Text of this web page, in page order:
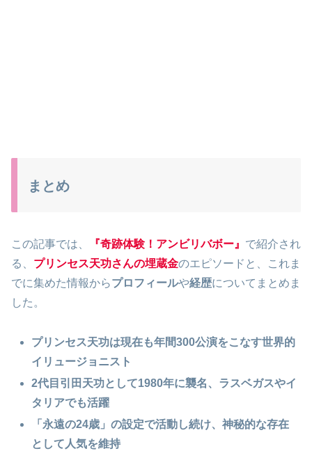
まとめ
この記事では、 『奇跡体験！アンビリバボー』 で紹介され
る、 プリンセス天功さんの埋蔵金のエピソードと、これま
でに集めた情報からプロフィールや経歴についてまとめま
した。
プリンセス天功は現在も年間300公演をこなす世界的
イリュージョニスト
2代目引田天功として1980年に襲名、ラスベガスやイ
タリアでも活躍
「永遠の24歳」の設定で活動し続け、神秘的な存在
として人気を維持